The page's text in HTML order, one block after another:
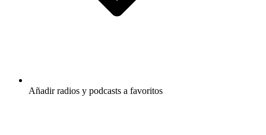
Añadir radios y podcasts a favoritos